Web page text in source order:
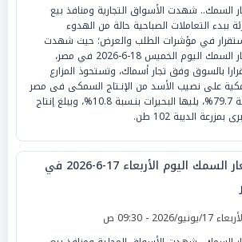
السمك.. شهدت الأسواق التجارية ومنافذ بيع
ببدء التعاملات الصباحية حالة من الهدوء
في مؤشرات الطلب والعرض؛ حيث شهدت
أسعار السمك اليوم الخميس 18-6-2026 في مصر،
بالسوق وفق تجار أسماك، وتستحوذ المزارع
على نصيب الأسد من الإنـتاج السمكى فى مصر
بنسبة 79.7%، يليها البحيرات بنـسبة 10.8%، ويبلغ إنتاج
بمزرعة الديبة 102 طن.
أسعار السمك اليوم الأربعاء 17-6-2026 في
17/يونيو/2026 - 09:30 ص